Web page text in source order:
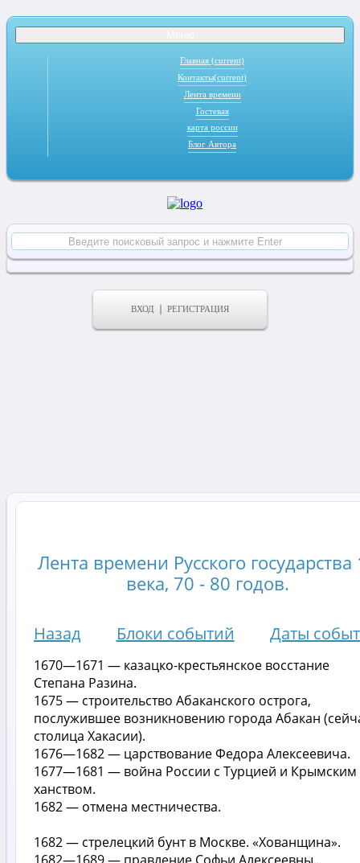
Главная (current)
Контакты(current)
Лента времени
Гостевая
карта россии
Блог Автора
ВХОД РЕГИСТРАЦИЯ
Лента времени Русского государства
века, 70 - 80 годов.
Назад Блоки событий Даты
1670—1671 — казацко-крестьянское восстание
Степана Разина.
1675 — строительство Абаканского острога,
послужившее возникновению города Абакан
столица Хакасии).
1676—1682 — царствование Федора Алексеевича.
1677—1681 — война России с Турцией и Крымским
ханством.
1682 — отмена местничества.
1682 — стрелецкий бунт в Москве. «Хованщина».